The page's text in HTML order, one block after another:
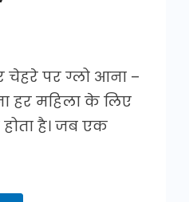
चेहरे पर ग्लो आना –
हर महिला के लिए
है। जब एक